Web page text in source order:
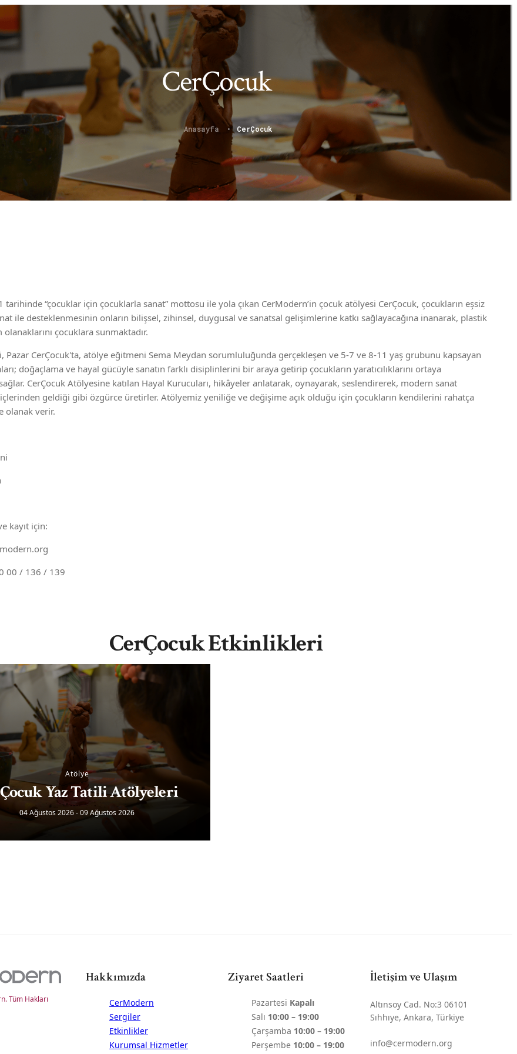
CerÇocuk
Anasayfa CerÇocuk
tarihinde “çocuklar için çocuklarla sanat” mottosu ile yola çıkan CerModern’in çocuk atölyesi CerÇocuk, çocukların eşsiz
ile desteklenmesinin onların bilişsel, zihinsel, duygusal ve sanatsal gelişimlerine katkı sağlayacağına inanarak, plastik
olanaklarını çocuklara sunmaktadır.
Pazar CerÇocuk'ta, atölye eğitmeni Sema Meydan sorumluluğunda gerçekleşen ve 5-7 ve 8-11 yaş grubunu kapsayan
doğaçlama ve hayal gücüyle sanatın farklı disiplinlerini bir araya getirip çocukların yaratıcılıklarını ortaya
sağlar. CerÇocuk Atölyesine katılan Hayal Kurucuları, hikâyeler anlatarak, oynayarak, seslendirerek, modern sanat
geldiği gibi özgürce üretirler. Atölyemiz yeniliğe ve değişime açık olduğu için çocukların kendilerini rahatça
olanak verir.
kayıt için:
00 / 136 / 139
CerÇocuk Etkinlikleri
Atölye
Yaz Tatili Atölyeleri
04 Ağustos 2026 - 09 Ağustos 2026
Tüm Hakları
Hakkımızda
CerModern
Sergiler
Etkinlikler
Kurumsal Hizmetler
Ziyaret Saatleri
Pazartesi Kapalı
Salı 10:00 – 19:00
Çarşamba 10:00 – 19:00
Perşembe 10:00 – 19:00
İletişim ve Ulaşım
Altınsoy Cad. No:3 06101
Sıhhıye, Ankara, Türkiye
info@cermodern.org